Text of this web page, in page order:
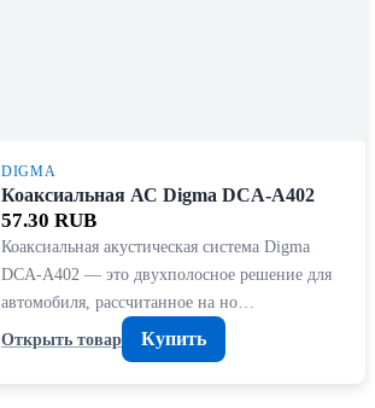
DIGMA
Коаксиальная АС Digma DCA-A402
57.30 RUB
Коаксиальная акустическая система Digma
DCA-A402 — это двухполосное решение для
автомобиля, рассчитанное на но…
Открыть товар
Купить